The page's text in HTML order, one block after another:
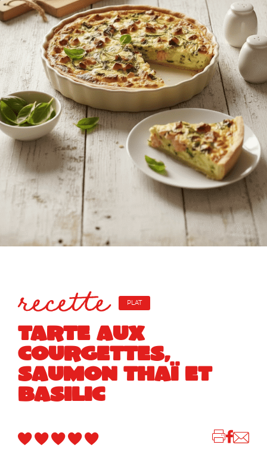
recette PLAT
TARTE AUX
COURGETTES,
SAUMON THAÏ ET
BASILIC